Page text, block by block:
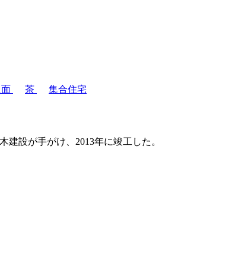
茶 集合住宅
設が手がけ、2013年に竣工した。